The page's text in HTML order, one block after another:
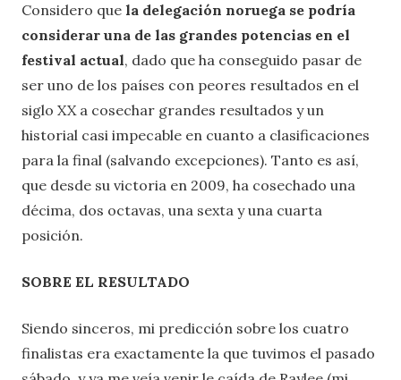
Considero que la delegación noruega se podría
considerar una de las grandes potencias en el
festival actual, dado que ha conseguido pasar de
ser uno de los países con peores resultados en el
siglo XX a cosechar grandes resultados y un
historial casi impecable en cuanto a clasificaciones
para la final (salvando excepciones). Tanto es así,
que desde su victoria en 2009, ha cosechado una
décima, dos octavas, una sexta y una cuarta
posición.
SOBRE EL RESULTADO
Siendo sinceros, mi predicción sobre los cuatro
finalistas era exactamente la que tuvimos el pasado